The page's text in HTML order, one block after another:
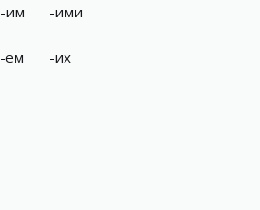
-им -ими
-ем -их